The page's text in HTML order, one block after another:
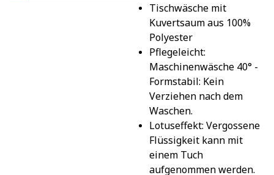
Tischwäsche mit
Kuvertsaum aus 100%
Polyester
Pflegeleicht:
Maschinenwäsche 40° -
Formstabil: Kein
Verziehen nach dem
Waschen.
Lotuseffekt: Vergossene
Flüssigkeit kann mit
einem Tuch
aufgenommen werden.